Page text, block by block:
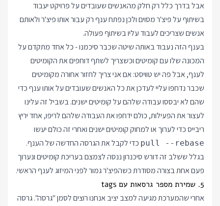
אבל בדרך כלל רק חלק מהאנשים שעובדים על פרויקט יעבוד
בשיתוף על פיצ'ר מסוים ולכן נפתח ענף רק עבור אותו פיצ'ר ולאותם
אנשים שצריכים לעבוד עליו בשיתוף פעולה.
בענף הזה נעבוד באותה שיטה שכבר סיכמנו - כל אחד מתקדם על
המכונה שלו עם קומיטים וכשצריך לשתף דוחפים את הקומיטים
לענף, אבל פה יש טוויסט: אם אני צריך לחזור אחורה מקומיטים
שכבר נדחפו עליי לעדכן את כל האנשים שעובדים על אותו ענף כדי
שהם לא יבססו עבודה שלהם על קומיטים ישנים. בשביל זה עלינו
לעצור את הפעילות, כולם ידחפו את העבודה שלהם לריפו, אחד יריץ
ריבייס כדי לערוך או למחוק קומיטים ישנים ואחרי זה כולם יעשו
pull --rebase כדי לקבל את הגרסה החדשה של הענף.
בגלל ששלב זה דורש סיכנרון ננסה לצמצם בעריכת קומיטים ונערוך
פעם אחת בצורה מסודרת כשהפיצ'ר גמור לפני המיזוג לענף הראשי.
5. שמירת מספר גרסאות עם tags
אחרי שהמערכת מגיעה למצב יציב אנחנו רוצים לסמן "גרסה". גרסה